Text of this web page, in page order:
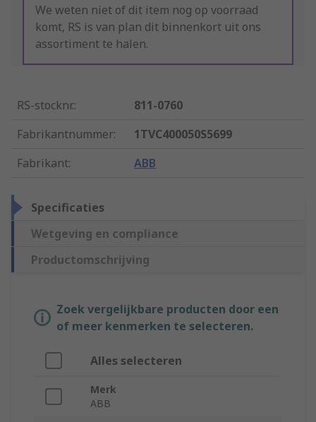
We weten niet of dit item nog op voorraad
komt, RS is van plan dit binnenkort uit ons
assortiment te halen.
RS-stocknr.:
811-0760
Fabrikantnummer:
1TVC400050S5699
Fabrikant: ABB
Specificaties
Wetgeving en compliance
Productomschrijving
Zoek vergelijkbare producten door een
of meer kenmerken te selecteren.
Alles selecteren
Merk
ABB